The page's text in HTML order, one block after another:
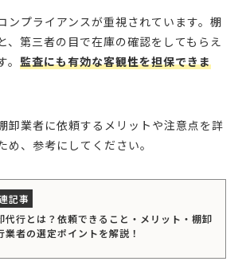
ンプライアンスが重視されています。棚
、第三者の目で在庫の確認をしてもらえ
監査にも有効な客観性を担保できま
卸業者に依頼するメリットや注意点を詳
め、参考にしてください。
代行とは？依頼できること・メリット・棚卸
業者の選定ポイントを解説！